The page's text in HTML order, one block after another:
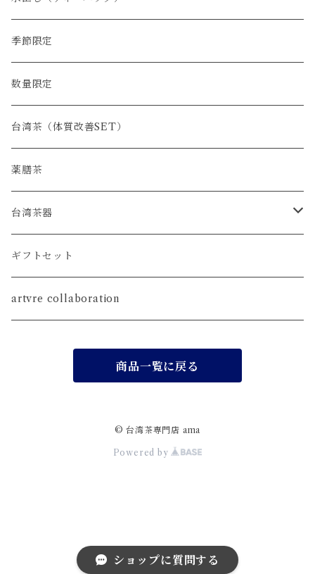
ショップに質問する
季節限定
数量限定
台湾茶（体質改善SET）
薬膳茶
台湾茶器
SET
茶壺
ギフトセット
artvre collaboration
商品一覧に戻る
© 台湾茶専門店 ama
Powered by